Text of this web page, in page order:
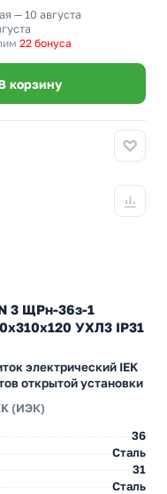
— 10 августа
22 бонуса
корзину
3 ЩРн-36з-1
УХЛ3 IP31
электрический IEK
открытой установки
(ИЭК)
36
Сталь
31
Сталь